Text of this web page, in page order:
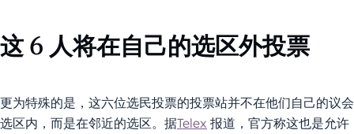
这 6 人将在自己的选区外投票
更为特殊的是，这六位选民投票的投票站并不在他们自己的议会
选区内，而是在邻近的选区。据Telex 报道，官方称这也是允许